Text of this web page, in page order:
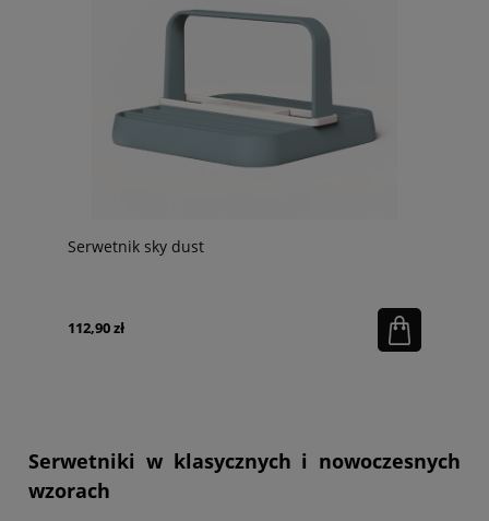
Serwetnik sky dust
112,90 zł
Serwetniki w klasycznych i nowoczesnych
wzorach